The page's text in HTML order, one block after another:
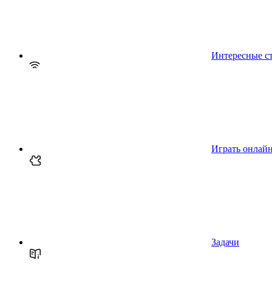
Интересные
Играть онлайн
Задачи